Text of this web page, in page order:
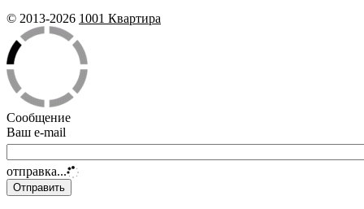
© 2013-2026 1001 Квартира
Сообщение
Ваш e-mail
отправка...